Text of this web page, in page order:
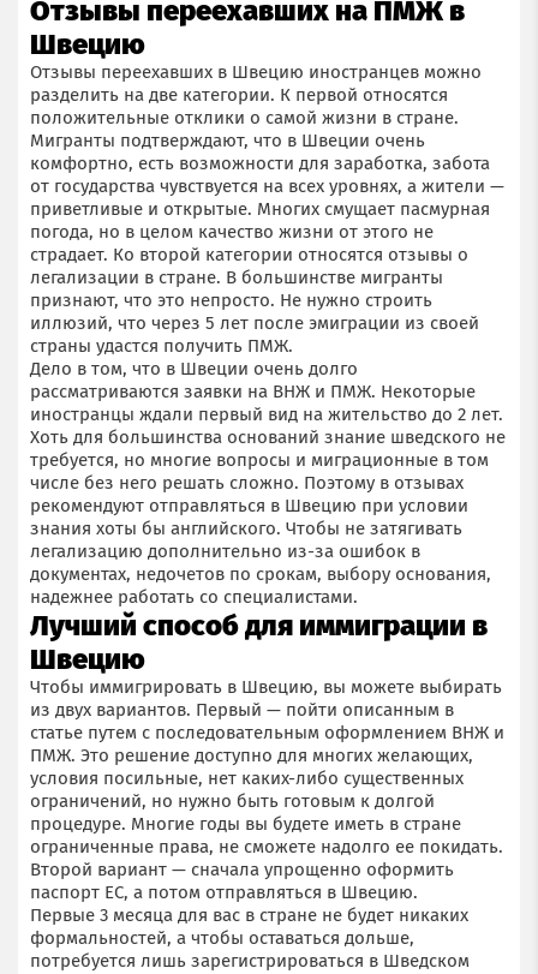
Отзывы переехавших на ПМЖ в
Швецию
Отзывы переехавших в Швецию иностранцев можно
разделить на две категории. К первой относятся
положительные отклики о самой жизни в стране.
Мигранты подтверждают, что в Швеции очень
комфортно, есть возможности для заработка, забота
от государства чувствуется на всех уровнях, а жители —
приветливые и открытые. Многих смущает пасмурная
погода, но в целом качество жизни от этого не
страдает. Ко второй категории относятся отзывы о
легализации в стране. В большинстве мигранты
признают, что это непросто. Не нужно строить
иллюзий, что через 5 лет после эмиграции из своей
страны удастся получить ПМЖ.
Дело в том, что в Швеции очень долго
рассматриваются заявки на ВНЖ и ПМЖ. Некоторые
иностранцы ждали первый вид на жительство до 2 лет.
Хоть для большинства оснований знание шведского не
требуется, но многие вопросы и миграционные в том
числе без него решать сложно. Поэтому в отзывах
рекомендуют отправляться в Швецию при условии
знания хоты бы английского. Чтобы не затягивать
легализацию дополнительно из-за ошибок в
документах, недочетов по срокам, выбору основания,
надежнее работать со специалистами.
Лучший способ для иммиграции в
Швецию
Чтобы иммигрировать в Швецию, вы можете выбирать
из двух вариантов. Первый — пойти описанным в
статье путем с последовательным оформлением ВНЖ и
ПМЖ. Это решение доступно для многих желающих,
условия посильные, нет каких-либо существенных
ограничений, но нужно быть готовым к долгой
процедуре. Многие годы вы будете иметь в стране
ограниченные права, не сможете надолго ее покидать.
Второй вариант — сначала упрощенно оформить
паспорт ЕС, а потом отправляться в Швецию.
Первые 3 месяца для вас в стране не будет никаких
формальностей, а чтобы оставаться дольше,
потребуется лишь зарегистрироваться в Шведском